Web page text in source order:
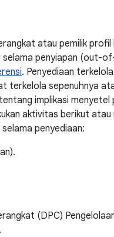
atau pemilik profil
selama penyiapan (out-
. Penyediaan
terkelola sepenuhnya
implikasi
aktivitas berikut atau
penyediaan:
(DPC)
.